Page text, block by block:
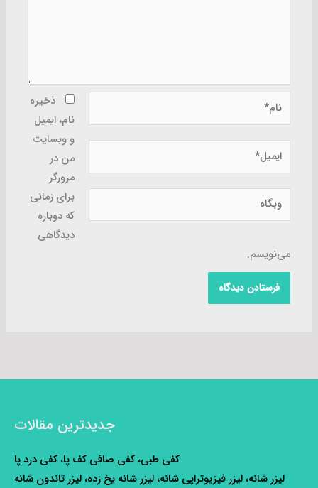
نام*
ایمیل*
وبگاه
ذخیره
نام، ایمیل
و وبسایت
من در
مرورگر
برای زمانی
که دوباره
دیدگاهی
می‌نویسم.
جدیدترین مقالات
کفی طبی، کفی صافی کف پا، کفی درد پا
لیزر شانه، لیزر فیزیوتراپی شانه، لیزر شانه یخ زده، لیزر تاندون شانه